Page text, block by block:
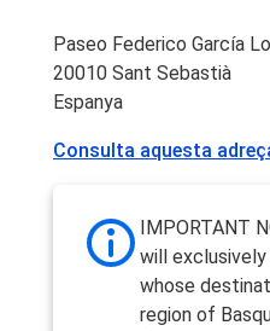
Paseo Federico García
20010 Sant Sebastià
Espanya
Consulta aquesta
IMPORTANT
will
whose
region of